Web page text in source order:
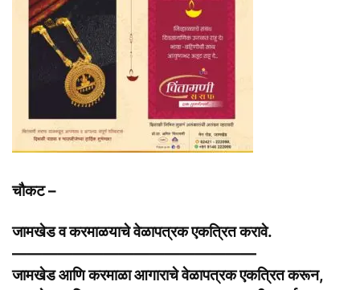
चौकट –
जामखेड व करमाळयाचे वेळापत्रक एकत्रित करावे.
————————————————
जामखेड आणि करमाळा आगाराचे वेळापत्रक एकत्रित करून,